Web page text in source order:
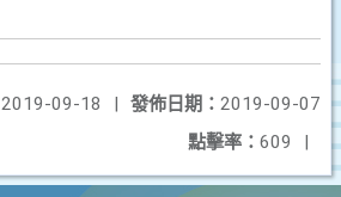
發佈日期： 2019-09-07
2019-09-18
|
點擊率： 609 |